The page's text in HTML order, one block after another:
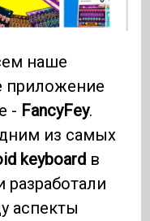
наше
приложение
- FancyFey.
из самых
keyboard в
разработали
аспекты